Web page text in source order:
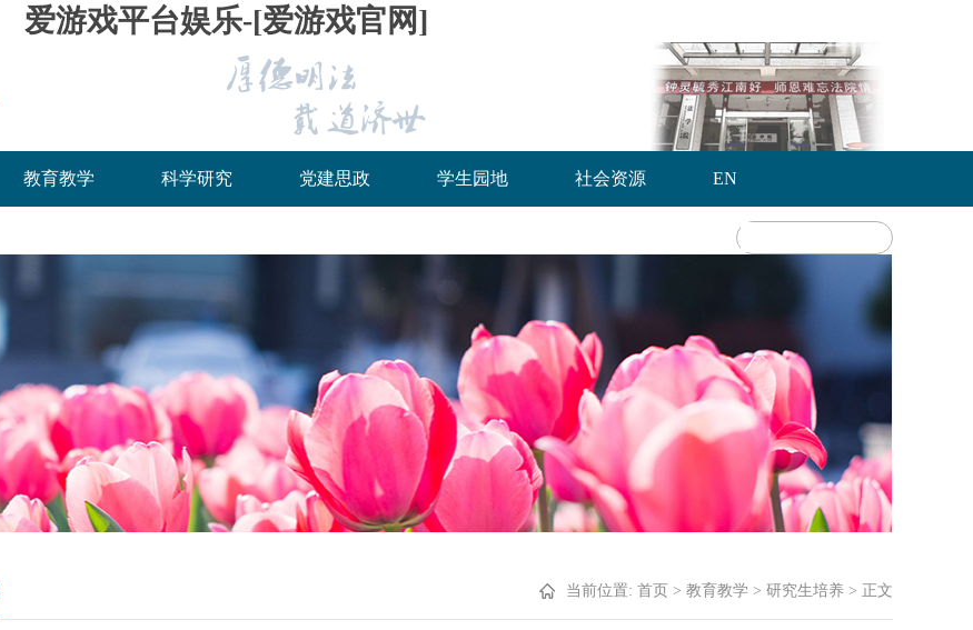
爱游戏平台娱乐-[爱游戏官网]
教育教学 科学研究 党建思政 学生园地 社会资源 EN
当前位置: 首页 > 教育教学 > 研究生培养 > 正文